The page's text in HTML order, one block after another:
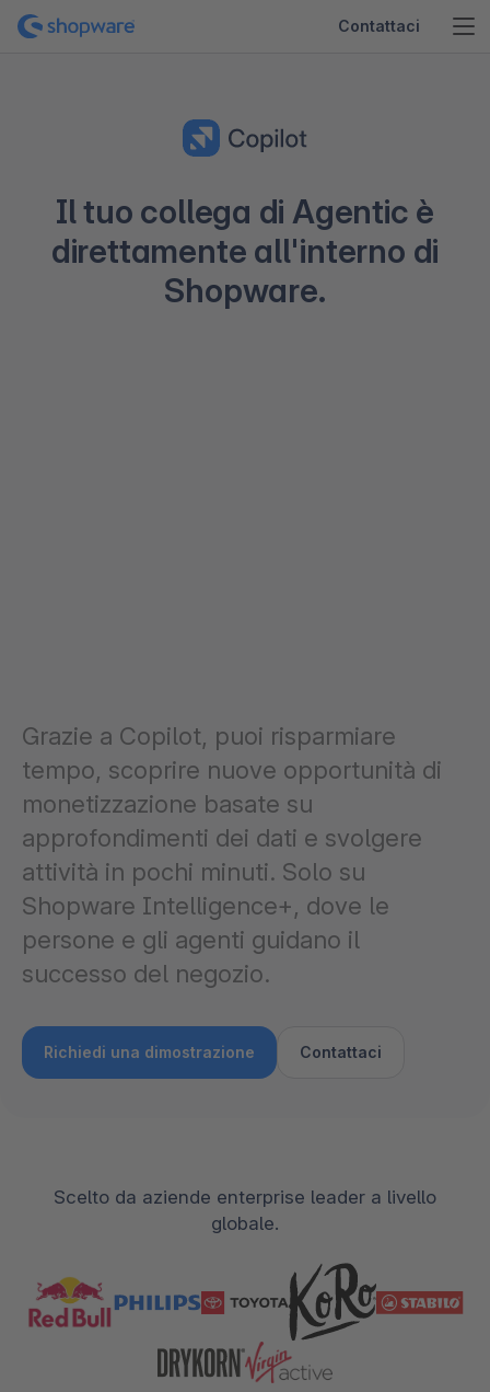
Contattaci
Il tuo collega di Agentic è
direttamente all'interno di
Shopware.
Grazie a Copilot, puoi risparmiare
tempo, scoprire nuove opportunità di
monetizzazione basate su
approfondimenti dei dati e svolgere
attività in pochi minuti. Solo su
Shopware Intelligence+, dove le
persone e gli agenti guidano il
successo del negozio.
Richiedi una dimostrazione Contattaci
Scelto da aziende enterprise leader a livello
globale.